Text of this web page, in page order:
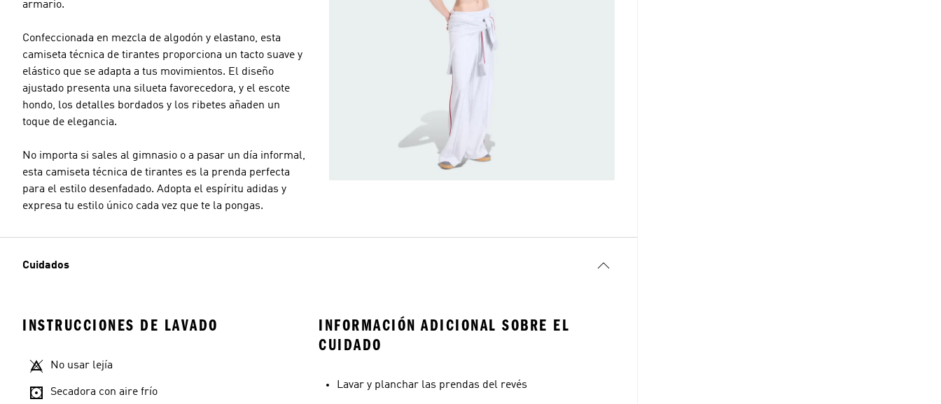
armario.
Confeccionada en mezcla de algodón y elastano, esta
camiseta técnica de tirantes proporciona un tacto suave y
elástico que se adapta a tus movimientos. El diseño
ajustado presenta una silueta favorecedora, y el escote
hondo, los detalles bordados y los ribetes añaden un
toque de elegancia.
No importa si sales al gimnasio o a pasar un día informal,
esta camiseta técnica de tirantes es la prenda perfecta
para el estilo desenfadado. Adopta el espíritu adidas y
expresa tu estilo único cada vez que te la pongas.
Cuidados
INSTRUCCIONES DE LAVADO
No usar lejía
Secadora con aire frío
INFORMACIÓN ADICIONAL SOBRE EL
CUIDADO
Lavar y planchar las prendas del revés